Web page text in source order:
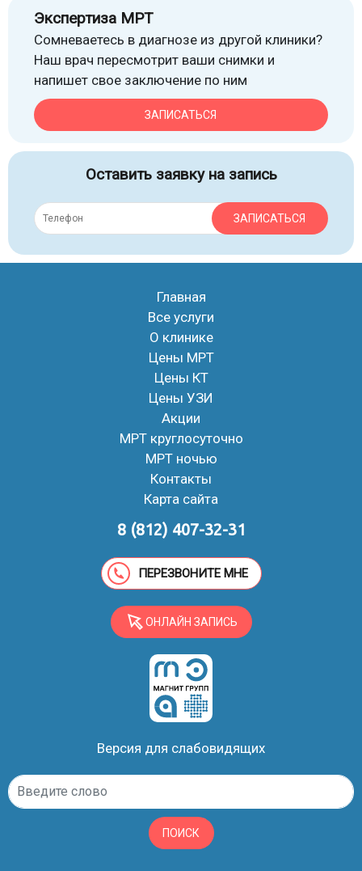
Экспертиза МРТ
Сомневаетесь в диагнозе из другой клиники?
Наш врач пересмотрит ваши снимки и
напишет свое заключение по ним
ЗАПИСАТЬСЯ
Оставить заявку на запись
ЗАПИСАТЬСЯ
Главная
Все услуги
О клинике
Цены МРТ
Цены КТ
Цены УЗИ
Акции
МРТ круглосуточно
МРТ ночью
Контакты
Карта сайта
8 (812) 407-32-31
ПЕРЕЗВОНИТЕ МНЕ
ОНЛАЙН ЗАПИСЬ
Версия для слабовидящих
ПОИСК